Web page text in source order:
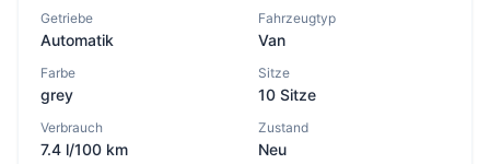
Getriebe
Automatik
Fahrzeugtyp
Van
Farbe
grey
Sitze
10 Sitze
Verbrauch
7.4 l/100 km
Zustand
Neu